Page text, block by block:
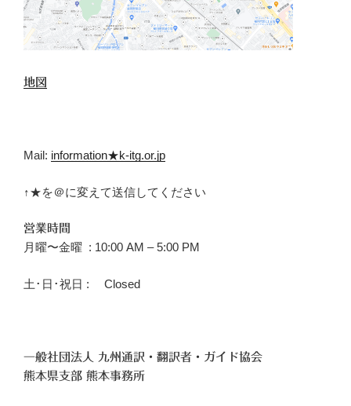
地図
Mail: information★k-itg.or.jp
↑★を＠に変えて送信してください
営業時間
月曜〜金曜 : 10:00 AM – 5:00 PM
土･日･祝日 : Closed
一般社団法人 九州通訳・翻訳者・ガイド協会
熊本県支部 熊本事務所